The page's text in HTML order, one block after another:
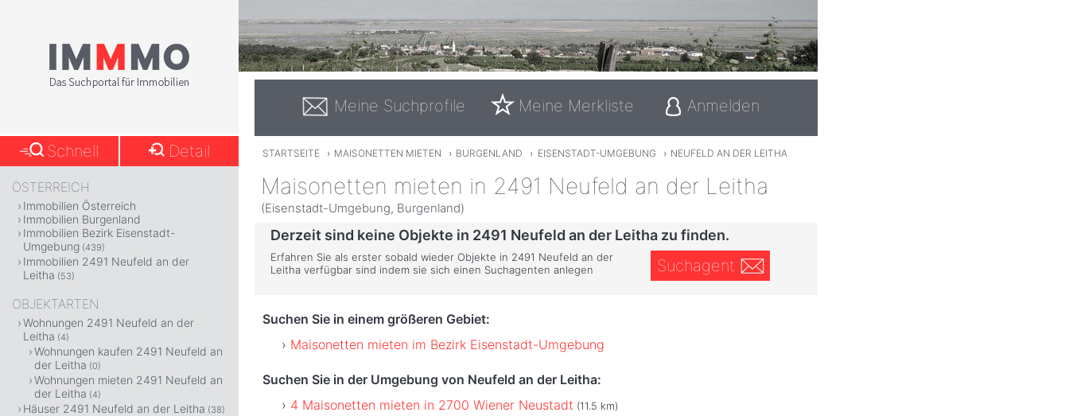
Meine Suchprofile Meine Merkliste Anmelden
STARTSEITE › MAISONETTEN MIETEN › BURGENLAND › EISENSTADT-UMGEBUNG › NEUFELD AN DER LEITHA
Maisonetten mieten in 2491 Neufeld an der Leitha
(Eisenstadt-Umgebung, Burgenland)
Derzeit sind keine Objekte in 2491 Neufeld an der Leitha zu finden.
Erfahren Sie als erster sobald wieder Objekte in 2491 Neufeld an der
Leitha verfügbar sind indem sie sich einen Suchagenten anlegen
Suchagent
Suchen Sie in einem größeren Gebiet:
Maisonetten mieten im Bezirk Eisenstadt-Umgebung
Suchen Sie in der Umgebung von Neufeld an der Leitha:
4 Maisonetten mieten in 2700 Wiener Neustadt (11.5 km)
Schnell Detail
ÖSTERREICH
Immobilien Österreich
Immobilien Burgenland
Immobilien Bezirk Eisenstadt-
Umgebung (439)
Immobilien 2491 Neufeld an der
Leitha (53)
OBJEKTARTEN
Wohnungen 2491 Neufeld an der
Leitha (4)
Wohnungen kaufen 2491 Neufeld an
der Leitha (0)
Wohnungen mieten 2491 Neufeld an
der Leitha (4)
Häuser 2491 Neufeld an der Leitha (38)